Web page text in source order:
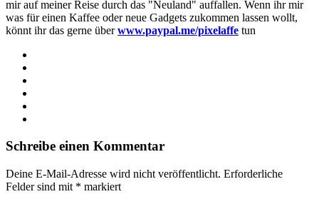
mir auf meiner Reise durch das "Neuland" auffallen. Wenn ihr mir
was für einen Kaffee oder neue Gadgets zukommen lassen wollt,
könnt ihr das gerne überwww.paypal.me/pixelaffe tun
Schreibe einen Kommentar
Deine E-Mail-Adresse wird nicht veröffentlicht. Erforderliche
Felder sind mit * markiert